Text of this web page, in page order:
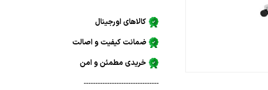
کالاهای اورجینال
ضمانت کیفیت و اصالت
خریدی مطمئن و امن
--------------------------------